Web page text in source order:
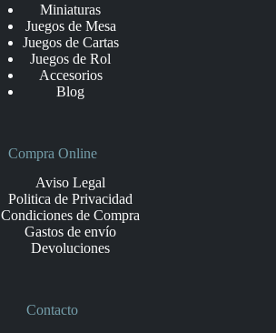
Miniaturas
Juegos de Mesa
Juegos de Cartas
Juegos de Rol
Accesorios
Blog
Compra Online
Aviso Legal
Politica de Privacidad
Condiciones de Compra
Gastos de envío
Devoluciones
Contacto